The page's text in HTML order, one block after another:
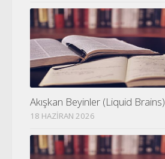
Akışkan Beyinler (Liquid Brains)
18 HAZIRAN 2026